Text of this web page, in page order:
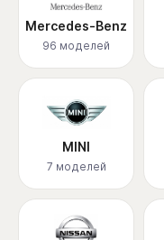
Mercedes-Benz
96 моделей
MINI
7 моделей